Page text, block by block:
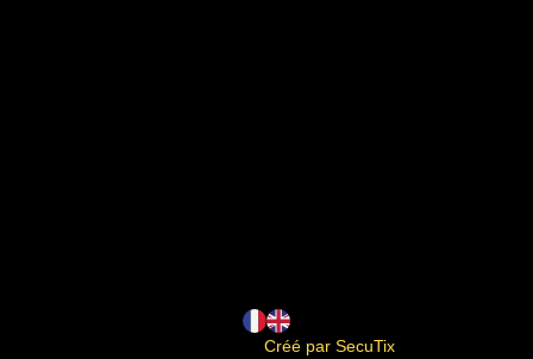
Langue
courante
Créé par SecuTix